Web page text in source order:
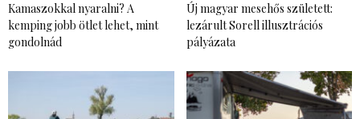
Kamaszokkal nyaralni? A
kemping jobb ötlet lehet, mint
gondolnád
Új magyar mesehős született:
lezárult Sorell illusztrációs
pályázata